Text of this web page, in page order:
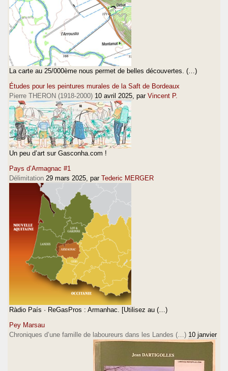
La carte au 25/000ème nous permet de belles découvertes. (…)
Études pour les peintures murales de la Saft de Bordeaux
Pierre THERON (1918-2000) 10 avril 2025 , par Vincent P.
Un peu d’art sur Gasconha.com !
Pays d’Armagnac #1
Délimitation 29 mars 2025 , par Tederic MERGER
Ràdio País · ReGasPros : Armanhac. [Utilisez au (…)
Pey Marsau
Chroniques d’une famille de laboureurs dans les Landes (…) 10 janvier